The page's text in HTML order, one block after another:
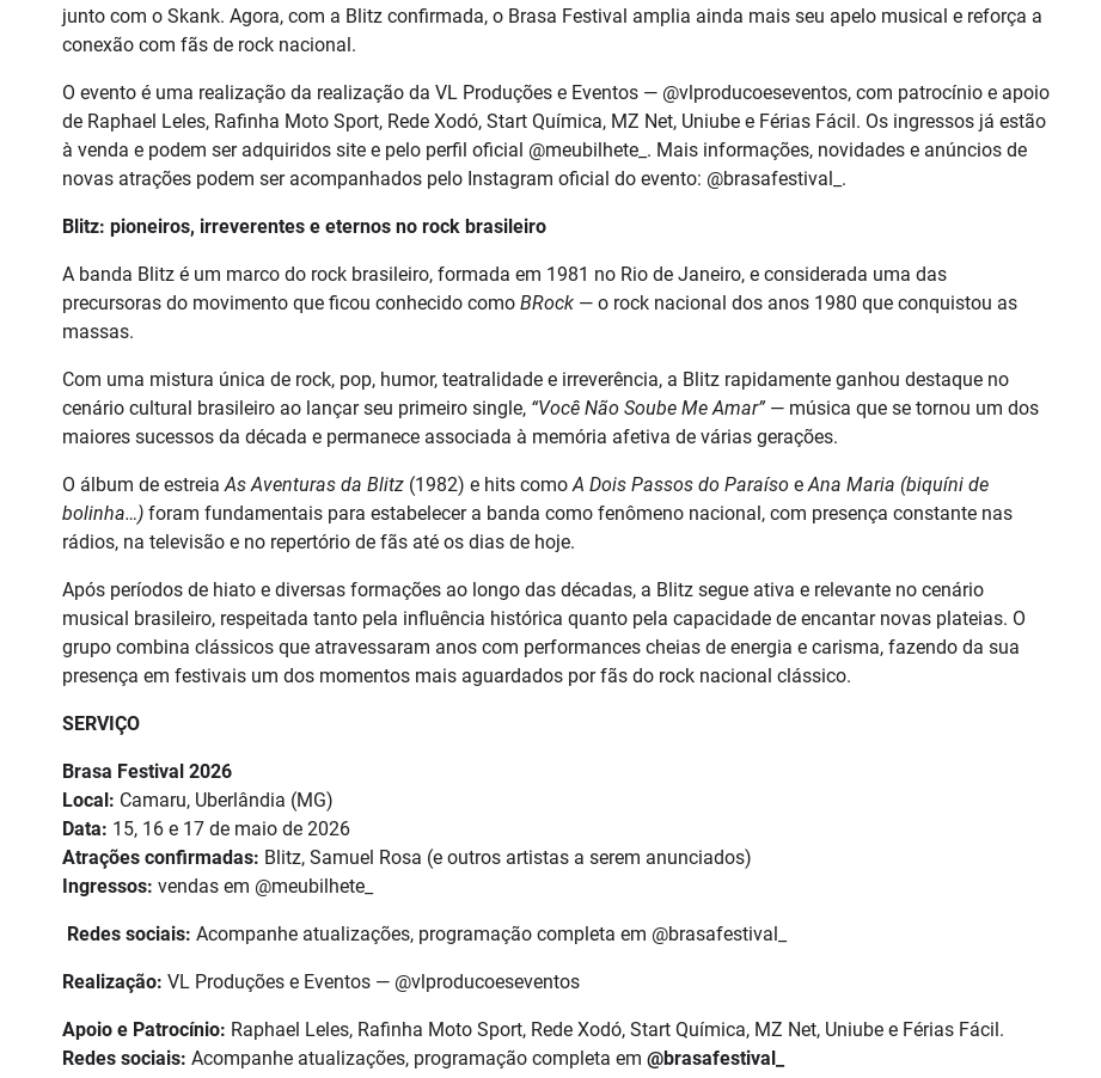
junto com o Skank. Agora, com a Blitz confirmada, o Brasa Festival amplia ainda mais seu apelo musical e reforça a
conexão com fãs de rock nacional.
O evento é uma realização da realização da VL Produções e Eventos — @vlproducoeseventos, com patrocínio e apoio
de Raphael Leles, Rafinha Moto Sport, Rede Xodó, Start Química, MZ Net, Uniube e Férias Fácil. Os ingressos já estão
à venda e podem ser adquiridos site e pelo perfil oficial @meubilhete_. Mais informações, novidades e anúncios de
novas atrações podem ser acompanhados pelo Instagram oficial do evento: @brasafestival_.
Blitz: pioneiros, irreverentes e eternos no rock brasileiro
A banda Blitz é um marco do rock brasileiro, formada em 1981 no Rio de Janeiro, e considerada uma das
precursoras do movimento que ficou conhecido como BRock — o rock nacional dos anos 1980 que conquistou as
massas.
Com uma mistura única de rock, pop, humor, teatralidade e irreverência, a Blitz rapidamente ganhou destaque no
cenário cultural brasileiro ao lançar seu primeiro single, “Você Não Soube Me Amar” — música que se tornou um dos
maiores sucessos da década e permanece associada à memória afetiva de várias gerações.
O álbum de estreiaAs Aventuras da Blitz (1982) e hits comoA Dois Passos do Paraíso eAna Maria (biquíni de
bolinha…) foram fundamentais para estabelecer a banda como fenômeno nacional, com presença constante nas
rádios, na televisão e no repertório de fãs até os dias de hoje.
Após períodos de hiato e diversas formações ao longo das décadas, a Blitz segue ativa e relevante no cenário
musical brasileiro, respeitada tanto pela influência histórica quanto pela capacidade de encantar novas plateias. O
grupo combina clássicos que atravessaram anos com performances cheias de energia e carisma, fazendo da sua
presença em festivais um dos momentos mais aguardados por fãs do rock nacional clássico.
SERVIÇO
Brasa Festival 2026
Local: Camaru, Uberlândia (MG)
Data: 15, 16 e 17 de maio de 2026
Atrações confirmadas: Blitz, Samuel Rosa (e outros artistas a serem anunciados)
Ingressos: vendas em @meubilhete_
Redes sociais: Acompanhe atualizações, programação completa em @brasafestival_
Realização: VL Produções e Eventos — @vlproducoeseventos
Apoio e Patrocínio: Raphael Leles, Rafinha Moto Sport, Rede Xodó, Start Química, MZ Net, Uniube e Férias Fácil.
Redes sociais: Acompanhe atualizações, programação completa em @brasafestival_